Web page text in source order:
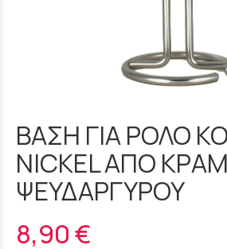
ΒΑΣΗ ΓΙΑ ΡΟΛΟ
NICKEL ΑΠΟ
ΨΕΥΔΑΡΓΥΡΟΥ
8,90 €